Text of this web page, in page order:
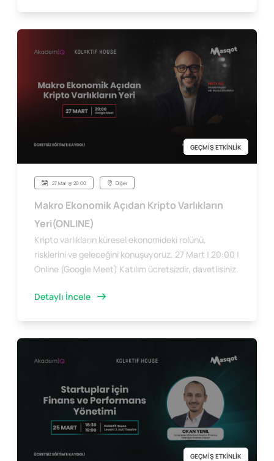
GEÇMİŞ ETKİNLİK
27 Mar @ 20:00 Diğer
Makro Ekonomik Açıdan Kripto Varlıkların
Yeri(ONLINE)
Kripto varlıkların küresel ekonomideki rolünü,
risklerini ve geleceğini konuşuyoruz. 27 Mart | 20:00 |
Online (Google Meet) Katılım ücretsizdir, davetlisiniz.
Detaylı İncele
GEÇMİŞ ETKİNLİK